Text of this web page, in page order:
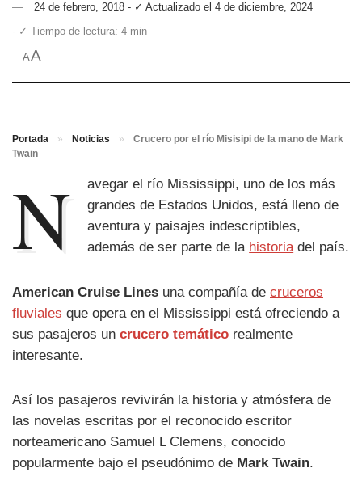
24 de febrero, 2018 - ✓ Actualizado el 4 de diciembre, 2024
- ✓ Tiempo de lectura: 4 min
AA
Portada » Noticias »
Crucero por el río Misisipi de la mano de Mark
Twain
N
avegar el río Mississippi, uno de los más
grandes de Estados Unidos, está lleno de
aventura y paisajes indescriptibles,
además de ser parte de la historiadel país.
American Cruise Lines una compañía de cruceros
fluviales que opera en el Mississippi está ofreciendo a
sus pasajeros un crucero temático realmente
interesante.
Así los pasajeros revivirán la historia y atmósfera de
las novelas escritas por el reconocido escritor
norteamericano Samuel L Clemens, conocido
popularmente bajo el pseudónimo de Mark Twain.